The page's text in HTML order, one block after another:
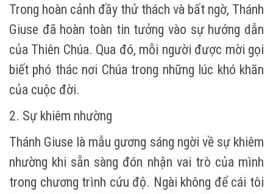
Trong hoàn cảnh đầy thử thách và bất ngờ, Thánh
Giuse đã hoàn toàn tin tưởng vào sự hướng dẫn
của Thiên Chúa. Qua đó, mỗi người được mời gọi
biết phó thác nơi Chúa trong những lúc khó khăn
của cuộc đời.
2. Sự khiêm nhường
Thánh Giuse là mẫu gương sáng ngời về sự khiêm
nhường khi sẵn sàng đón nhận vai trò của mình
trong chương trình cứu độ. Ngài không để cái tôi